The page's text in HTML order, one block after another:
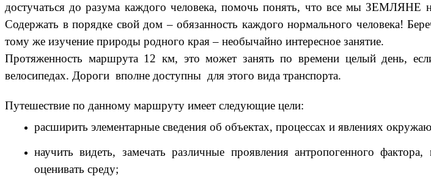
достучаться до разума каждого человека, помочь понять, что все мы
Содержать в порядке свой дом – обязанность каждого нормального человека!
тому же изучение природы родного края – необычайно интересное занятие.
Протяженность маршрута 12 км, это может занять по времени целый день,
велосипедах. Дороги вполне доступны для этого вида транспорта.
Путешествие по данному маршруту имеет следующие цели:
расширить элементарные сведения об объектах, процессах и явлениях
научить видеть, замечать различные проявления антропогенного
оценивать среду;